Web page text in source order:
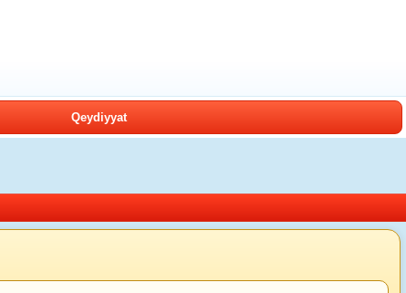
Qeydiyyat